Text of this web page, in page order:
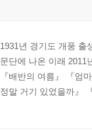
1931년 경기도 개풍 출
문단에 나온 이래 2011
『배반의 여름』 『엄
정말 거기 있었을까』